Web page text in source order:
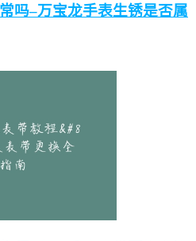
吗–万宝龙手表生锈是否属